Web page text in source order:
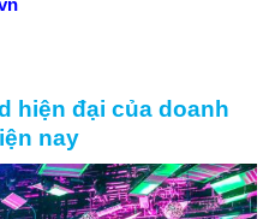
hiện đại của doanh
nay